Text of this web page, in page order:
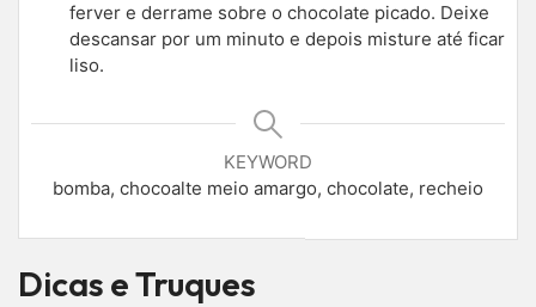
ferver e derrame sobre o chocolate picado. Deixe
descansar por um minuto e depois misture até ficar
liso.
KEYWORD
bomba, chocoalte meio amargo, chocolate, recheio
Dicas e Truques